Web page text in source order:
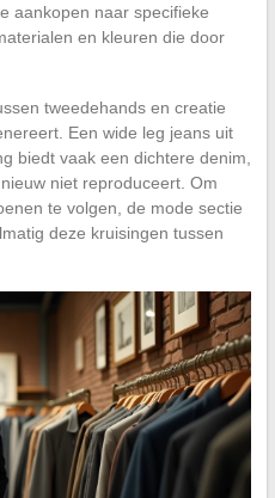
aankopen naar specifieke
en kleuren die door
tweedehands en creatie
Een wide leg jeans uit
biedt vaak een dichtere denim,
niet reproduceert. Om
te volgen, de mode sectie
deze kruisingen tussen